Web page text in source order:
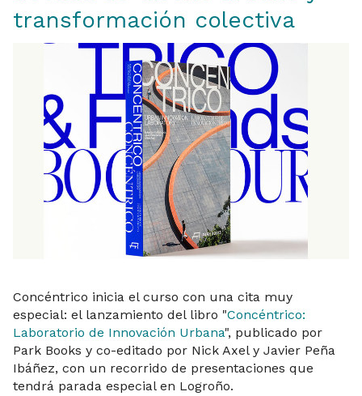
transformación colectiva
Concéntrico inicia el curso con una cita muy
especial: el lanzamiento del libro "Concéntrico:
Laboratorio de Innovación Urbana", publicado por
Park Books y co-editado por Nick Axel y Javier Peña
Ibáñez, con un recorrido de presentaciones que
tendrá parada especial en Logroño.